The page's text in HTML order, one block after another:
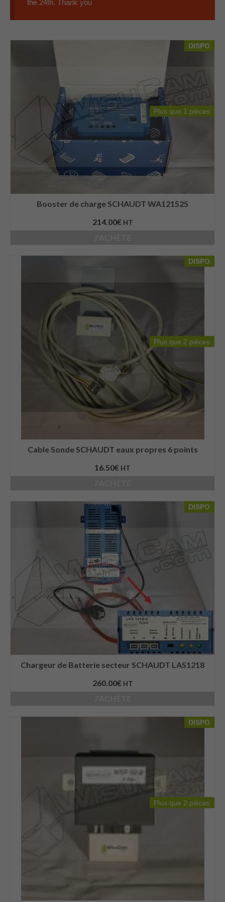
the 24th. Thank you
Plus que 1 pièces
DISPO
Booster de charge SCHAUDT WA121525
214.00€ HT
Plus que 2 pièces
DISPO
Cable Sonde SCHAUDT eaux propres 6 points
16.50€ HT
DISPO
Chargeur de Batterie secteur SCHAUDT LAS1218
260.00€ HT
Plus que 2 pièces
DISPO